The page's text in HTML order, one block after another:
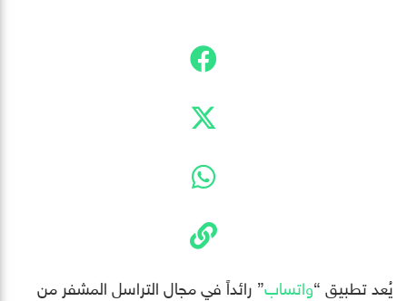
يُعد تطبيق “واتساب” رائداً في مجال التراسل المشفر من